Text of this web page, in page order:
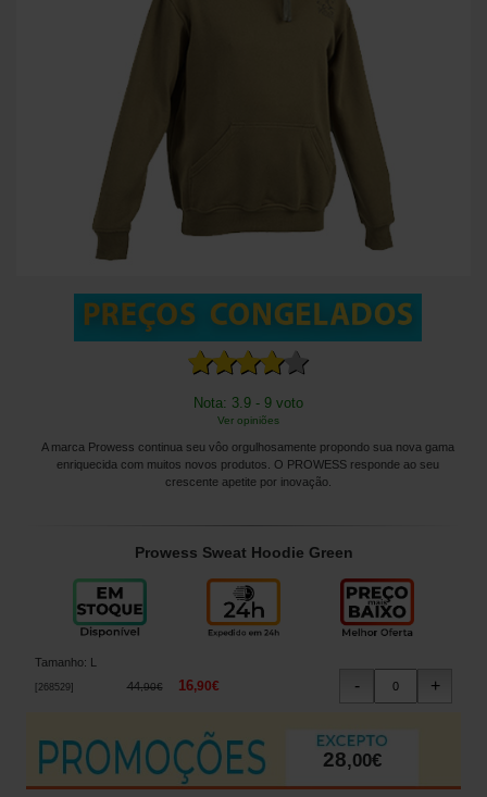
Nota: 3.9 - 9 voto
Ver opiniões
A marca Prowess continua seu vôo orgulhosamente propondo sua nova gama
enriquecida com muitos novos produtos. O PROWESS responde ao seu
crescente apetite por inovação.
Prowess Sweat Hoodie Green
Tamanho:
268529] 44,90€ 16,90€
28,00€